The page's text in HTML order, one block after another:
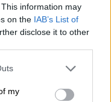
information may
on the IAB’s List of
disclose it to other
my